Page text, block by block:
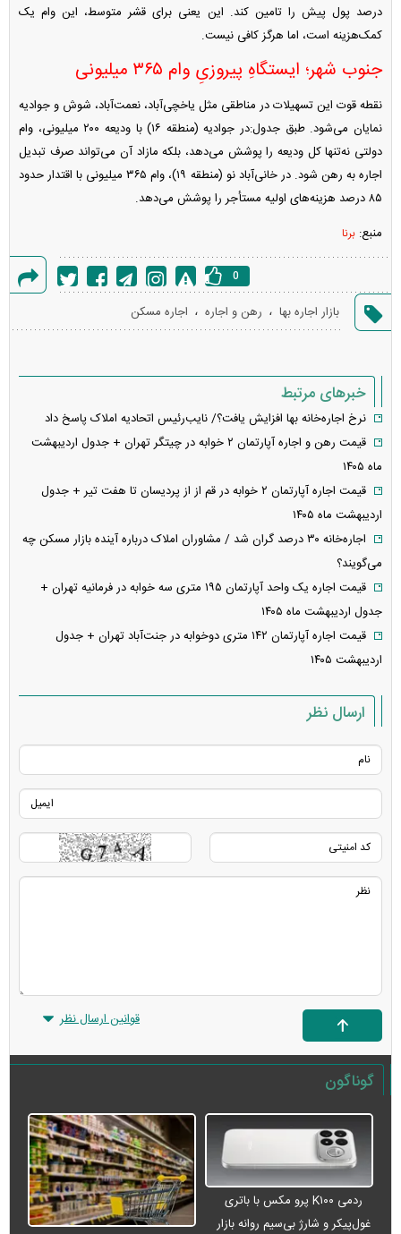
درصد پول پیش را تامین کند. این یعنی برای قشر متوسط، این وام یک
کمک‌هزینه است، اما هرگز کافی نیست.
جنوب شهر؛ ایستگاهِ پیروزیِ وام ۳۶۵ میلیونی
نقطه قوت این تسهیلات در مناطقی مثل یاخچی‌آباد، نعمت‌آباد، شوش و جوادیه
نمایان می‌شود. طبق جدول:در جوادیه (منطقه ۱۶) با ودیعه ۲۰۰ میلیونی، وام
دولتی نه‌تنها کل ودیعه را پوشش می‌دهد، بلکه مازاد آن می‌تواند صرف تبدیل
اجاره به رهن شود. در خانی‌آباد نو (منطقه ۱۹)، وام ۳۶۵ میلیونی با اقتدار حدود
۸۵ درصد هزینه‌های اولیه مستأجر را پوشش می‌دهد.
منبع: برنا
گزارش
خطا
0
بازار اجاره بها ، رهن و اجاره ، اجاره مسکن
خبرهای مرتبط
نرخ اجاره‌خانه بها افزایش یافت؟/ نایب‌رئیس اتحادیه املاک پاسخ داد
قیمت رهن و اجاره آپارتمان ۲ خوابه در چیتگر تهران + جدول اردیبهشت
ماه ۱۴۰۵
قیمت اجاره آپارتمان ۲ خوابه در قم از از پردیسان تا هفت تیر + جدول
اردیبهشت ماه ۱۴۰۵
اجاره‌خانه ۳۰ درصد گران شد / مشاوران املاک درباره آینده بازار مسکن چه
می‌گویند؟
قیمت اجاره یک واحد آپارتمان ۱۹۵ متری سه خوابه در فرمانیه تهران +
جدول اردیبهشت ماه ۱۴۰۵
قیمت اجاره آپارتمان ۱۴۲ متری دوخوابه در جنت‌آباد تهران + جدول
اردیبهشت ۱۴۰۵
ارسال نظر
قوانین ارسال نظر
گوناگون
ردمی K۱۰۰ پرو مکس با باتری
غول‌پیکر و شارژ بی‌سیم روانه بازار